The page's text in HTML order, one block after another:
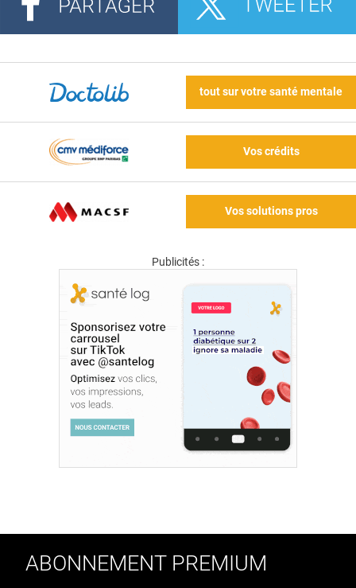
tout sur votre santé mentale
Vos crédits
Vos solutions pros
Publicités :
ABONNEMENT PREMIUM